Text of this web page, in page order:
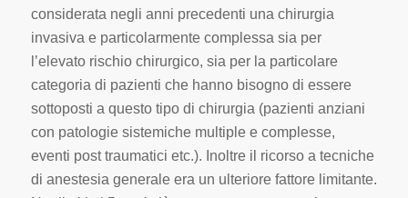
considerata negli anni precedenti una chirurgia
invasiva e particolarmente complessa sia per
l’elevato rischio chirurgico, sia per la particolare
categoria di pazienti che hanno bisogno di essere
sottoposti a questo tipo di chirurgia (pazienti anziani
con patologie sistemiche multiple e complesse,
eventi post traumatici etc.). Inoltre il ricorso a tecniche
di anestesia generale era un ulteriore fattore limitante.